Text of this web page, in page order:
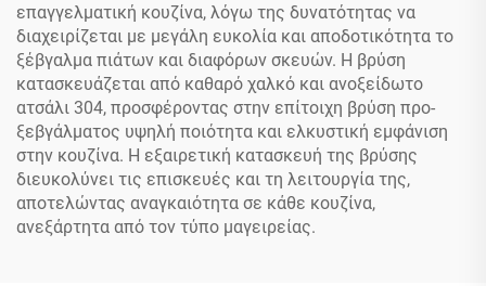
επαγγελματική κουζίνα, λόγω της δυνατότητας να
διαχειρίζεται με μεγάλη ευκολία και αποδοτικότητα το
ξέβγαλμα πιάτων και διαφόρων σκευών. Η βρύση
κατασκευάζεται από καθαρό χαλκό και ανοξείδωτο
ατσάλι 304, προσφέροντας στην επίτοιχη βρύση προ-
ξεβγάλματος υψηλή ποιότητα και ελκυστική εμφάνιση
στην κουζίνα. Η εξαιρετική κατασκευή της βρύσης
διευκολύνει τις επισκευές και τη λειτουργία της,
αποτελώντας αναγκαιότητα σε κάθε κουζίνα,
ανεξάρτητα από τον τύπο μαγειρείας.